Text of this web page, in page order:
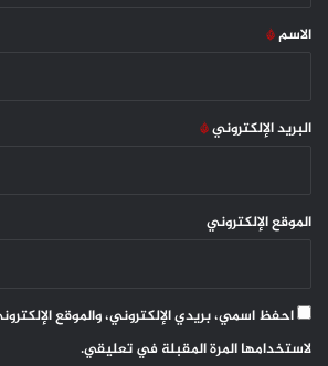
*
الاسم*
البريد الإلكتروني*
الموقع الإلكتروني
احفظ اسمي، بريدي الإلكتروني، والموقع
لاستخدامها المرة المقبلة في تعليقي.